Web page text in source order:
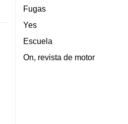
Fugas
Yes
Escuela
On, revista de motor